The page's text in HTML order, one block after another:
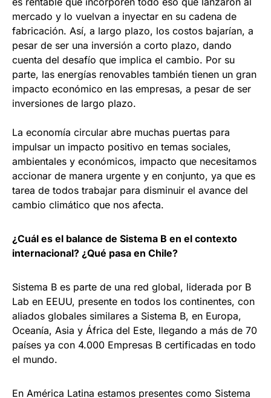
mercado y lo vuelvan a inyectar en su cadena de
fabricación. Así, a largo plazo, los costos bajarían, a
pesar de ser una inversión a corto plazo, dando
cuenta del desafío que implica el cambio. Por su
parte, las energías renovables también tienen un gran
impacto económico en las empresas, a pesar de ser
inversiones de largo plazo.
La economía circular abre muchas puertas para
impulsar un impacto positivo en temas sociales,
ambientales y económicos, impacto que necesitamos
accionar de manera urgente y en conjunto, ya que es
tarea de todos trabajar para disminuir el avance del
cambio climático que nos afecta.
¿Cuál es el balance de Sistema B en el contexto
internacional? ¿Qué pasa en Chile?
Sistema B es parte de una red global, liderada por B
Lab en EEUU, presente en todos los continentes, con
aliados globales similares a Sistema B, en Europa,
Oceanía, Asia y África del Este, llegando a más de 70
países ya con 4.000 Empresas B certificadas en todo
el mundo.
En América Latina estamos presentes como Sistema